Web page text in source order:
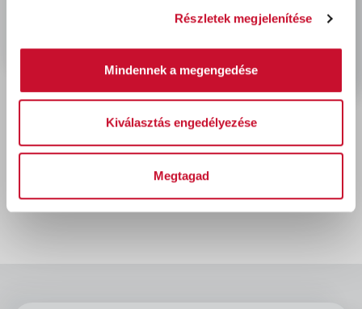
Részletek megjelenítése
Mindennek a megengedése
Kiválasztás engedélyezése
Megtagad
Dulux Nagyvilág Színei